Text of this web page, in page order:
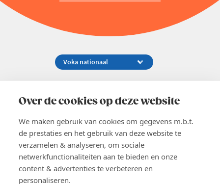
Over de cookies op deze website
We maken gebruik van cookies om gegevens m.b.t.
de prestaties en het gebruik van deze website te
verzamelen & analyseren, om sociale
netwerkfunctionaliteiten aan te bieden en onze
content & advertenties te verbeteren en
personaliseren.
02 229 81 11
EN